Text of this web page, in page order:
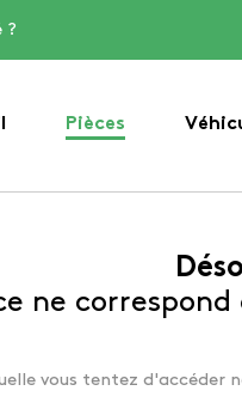
?
Pièces
ne
vous tentez